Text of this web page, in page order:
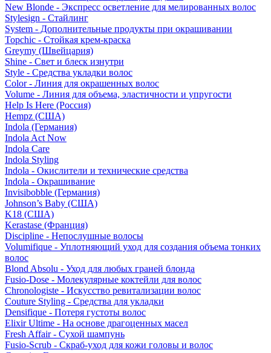
New Blonde - Экспресс осветление для мелированных волос
Stylesign - Стайлинг
System - Дополнительные продукты при окрашивании
Topchic - Стойкая крем-краска
Greymy (Швейцария)
Shine - Свет и блеск изнутри
Style - Средства укладки волос
Color - Линия для окрашенных волос
Volume - Линия для объема, эластичности и упругости
Help Is Here (Россия)
Hempz (США)
Indola (Германия)
Indola Act Now
Indola Care
Indola Styling
Indola - Окислители и технические средства
Indola - Окрашивание
Invisibobble (Германия)
Johnson’s Baby (США)
K18 (США)
Kerastase (Франция)
Discipline - Непослушные волосы
Volumifique - Уплотняющий уход для создания объема тонких
волос
Blond Absolu - Уход для любых граней блонда
Fusio-Dose - Молекулярные коктейли для волос
Chronologiste - Искусство ревитализации волос
Couture Styling - Средства для укладки
Densifique - Потеря густоты волос
Elixir Ultime - На основе драгоценных масел
Fresh Affair - Сухой шампунь
Fusio-Scrub - Скраб-уход для кожи головы и волос